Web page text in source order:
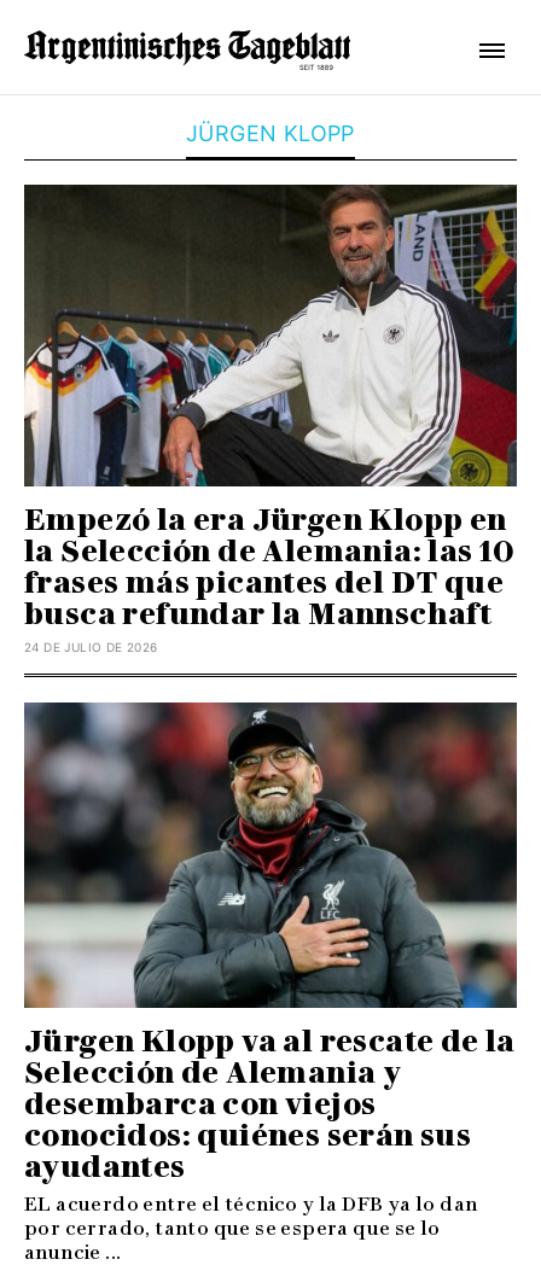
JÜRGEN KLOPP
Empezó la era Jürgen Klopp en
la Selección de Alemania: las 10
frases más picantes del DT que
busca refundar la Mannschaft
24 DE JULIO DE 2026
Jürgen Klopp va al rescate de la
Selección de Alemania y
desembarca con viejos
conocidos: quiénes serán sus
ayudantes
EL acuerdo entre el técnico y la DFB ya lo dan
por cerrado, tanto que se espera que se lo
anuncie ...